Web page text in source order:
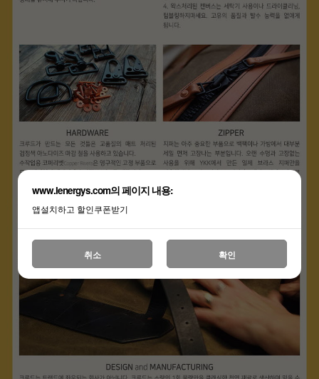
www.lenergys.com의 페이지 내용:
앱설치하고 할인쿠폰받기
취소 확인